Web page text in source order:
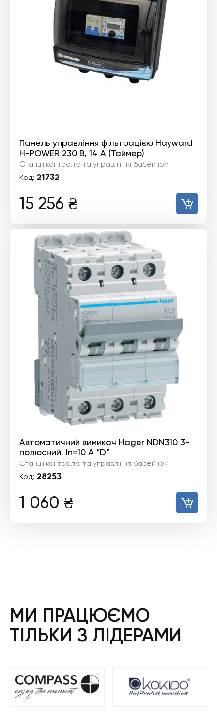
Панель управління фільтрацією Hayward
H-POWER 230 В, 14 A (Таймер)
Станції контролю та управління басейном
Код: 21732
15 256 ₴
Автоматичний вимикач Hager NDN310 3-
полюсний, In=10 А “D”
Станції контролю та управління басейном
Код: 28253
1 060 ₴
МИ ПРАЦЮЄМО
ТІЛЬКИ З ЛІДЕРАМИ